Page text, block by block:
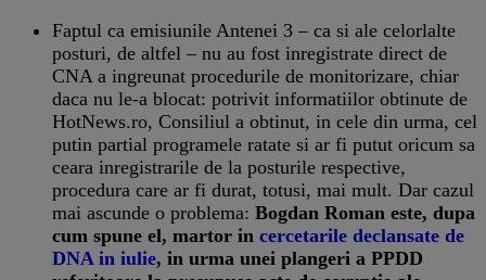
Faptul ca emisiunile Antenei 3 – ca si ale celorlalte
posturi, de altfel – nu au fost inregistrate direct de
CNA a ingreunat procedurile de monitorizare, chiar
daca nu le-a blocat: potrivit informatiilor obtinute de
HotNews.ro, Consiliul a obtinut, in cele din urma, cel
putin partial programele ratate si ar fi putut oricum sa
ceara inregistrarile de la posturile respective,
procedura care ar fi durat, totusi, mai mult. Dar cazul
mai ascunde o problema: Bogdan Roman este, dupa
cum spune el, martor in cercetarile declansate de
DNA in iulie, in urma unei plangeri a PPDD